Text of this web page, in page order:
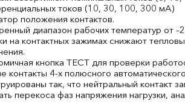
токов (10, 30, 100, 300 мА)
положения контактов.
диапазон рабочих температур от
на контактных зажимах снижают
кнопка ТЕСТ для проверки
контакты 4-х полюсного
так, что нейтральный контакт
перекоса фаз напряжения нагрузки,